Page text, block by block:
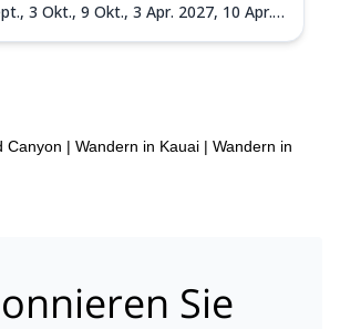
3 Okt., 9 Okt., 3 Apr. 2027, 10 Apr.
Canyon | Wandern in Kauai | Wandern in
Sie